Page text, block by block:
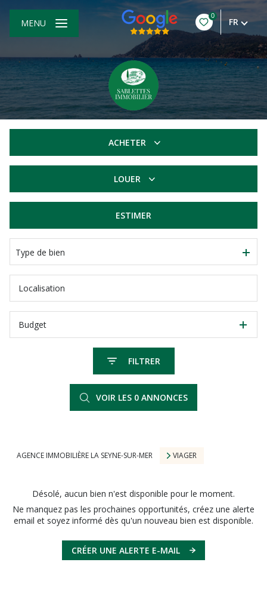
0
FR
MENU
ACHETER
LOUER
ESTIMER
Type de bien
Budget
FILTRER
VOIR LES 0 ANNONCES
AGENCE IMMOBILIÈRE LA SEYNE-SUR-MER VIAGER
Désolé, aucun bien n'est disponible pour le moment.
Ne manquez pas les prochaines opportunités, créez une alerte
email et soyez informé dès qu'un nouveau bien est disponible.
CRÉER UNE ALERTE E-MAIL